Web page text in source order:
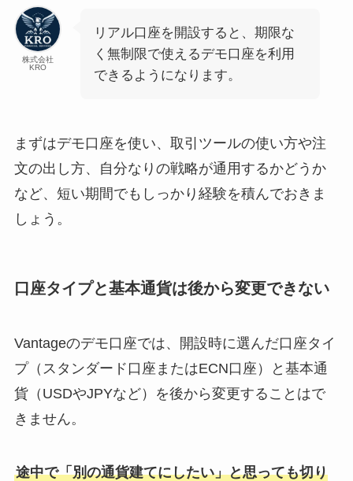
株式会社
KRO
リアル口座を開設すると、期限な
く無制限で使えるデモ口座を利用
できるようになります。
まずはデモ口座を使い、取引ツールの使い方や注
文の出し方、自分なりの戦略が通用するかどうか
など、短い期間でもしっかり経験を積んでおきま
しょう。
口座タイプと基本通貨は後から変更できない
Vantageのデモ口座では、開設時に選んだ口座タイ
プ（スタンダード口座またはECN口座）と基本通
貨（USDやJPYなど）を後から変更することはで
きません。
途中で「別の通貨建てにしたい」と思っても切り